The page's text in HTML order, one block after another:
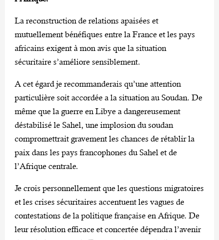
La reconstruction de relations apaisées et
mutuellement bénéfiques entre la France et les pays
africains exigent à mon avis que la situation
sécuritaire s’améliore sensiblement.
A cet égard je recommanderais qu’une attention
particulière soit accordée a la situation au Soudan. De
même que la guerre en Libye a dangereusement
déstabilisé le Sahel, une implosion du soudan
compromettrait gravement les chances de rétablir la
paix dans les pays francophones du Sahel et de
l’Afrique centrale.
Je crois personnellement que les questions migratoires
et les crises sécuritaires accentuent les vagues de
contestations de la politique française en Afrique. De
leur résolution efficace et concertée dépendra l’avenir